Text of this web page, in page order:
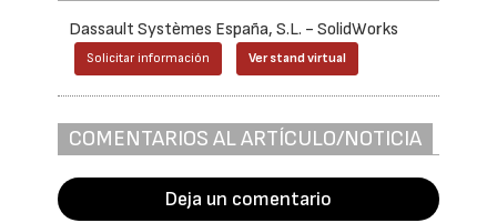
Dassault Systèmes España, S.L. - SolidWorks
Solicitar información Ver stand virtual
COMENTARIOS AL ARTÍCULO/NOTICIA
Deja un comentario